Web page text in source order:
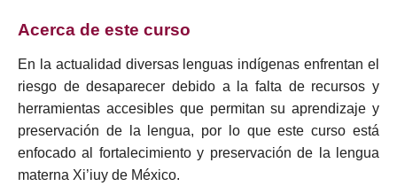
Acerca de este curso
En la actualidad diversas lenguas indígenas enfrentan el
riesgo de desaparecer debido a la falta de recursos y
herramientas accesibles que permitan su aprendizaje y
preservación de la lengua, por lo que este curso está
enfocado al fortalecimiento y preservación de la lengua
materna Xi’iuy de México.